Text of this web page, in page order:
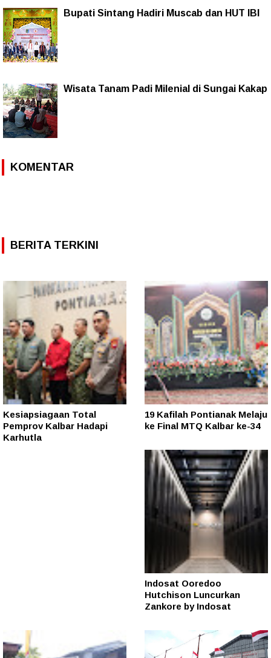
Bupati Sintang Hadiri Muscab dan HUT IBI
Wisata Tanam Padi Milenial di Sungai Kakap
KOMENTAR
BERITA TERKINI
Kesiapsiagaan Total
Pemprov Kalbar Hadapi
Karhutla
19 Kafilah Pontianak Melaju
ke Final MTQ Kalbar ke-34
Indosat Ooredoo
Hutchison Luncurkan
Zankore by Indosat